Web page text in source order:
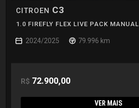
CITROEN C3
1.0 FIREFLY FLEX LIVE PACK MANUAL
2024/2025 79.996 km
R$ 72.900,00
VER MAIS